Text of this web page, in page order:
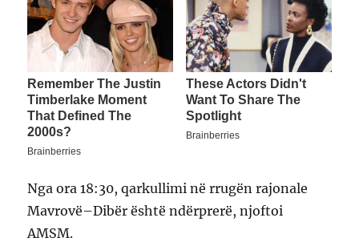
Nga ora 18:30, qarkullimi në rrugën rajonale
Mavrovë–Dibër është ndërprerë, njoftoi
AMSM.